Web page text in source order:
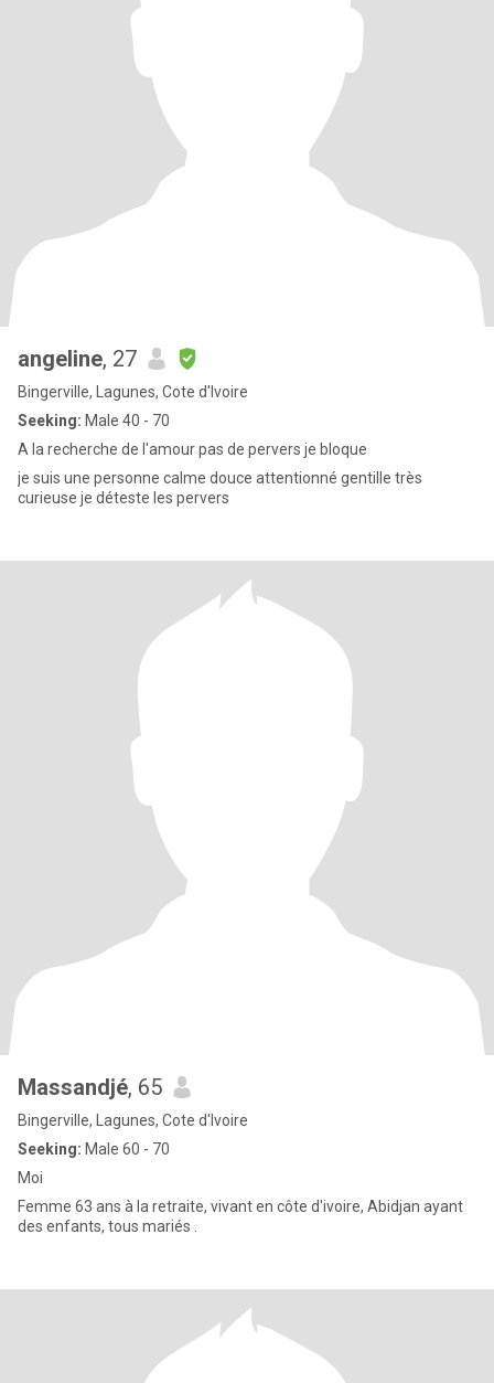
angeline, 27
Bingerville, Lagunes, Cote d'Ivoire
Seeking: Male 40 - 70
A la recherche de l'amour pas de pervers je bloque
je suis une personne calme douce attentionné gentille très
curieuse je déteste les pervers
Massandjé, 65
Bingerville, Lagunes, Cote d'Ivoire
Seeking: Male 60 - 70
Moi
Femme 63 ans à la retraite, vivant en côte d'ivoire, Abidjan ayant
des enfants, tous mariés .